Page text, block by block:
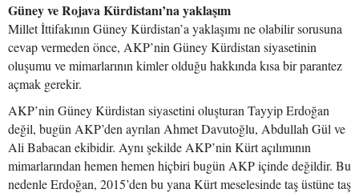
Güney ve Rojava Kürdistanı’na yaklaşım
Millet İttifakının Güney Kürdistan’a yaklaşımı ne olabilir sorusuna
cevap vermeden önce, AKP’nin Güney Kürdistan siyasetinin
oluşumu ve mimarlarının kimler olduğu hakkında kısa bir parantez
açmak gerekir.
AKP’nin Güney Kürdistan siyasetini oluşturan Tayyip Erdoğan
değil, bugün AKP’den ayrılan Ahmet Davutoğlu, Abdullah Gül ve
Ali Babacan ekibidir. Aynı şekilde AKP’nin Kürt açılımının
mimarlarından hemen hemen hiçbiri bugün AKP içinde değildir. Bu
nedenle Erdoğan, 2015’den bu yana Kürt meselesinde taş üstüne taş